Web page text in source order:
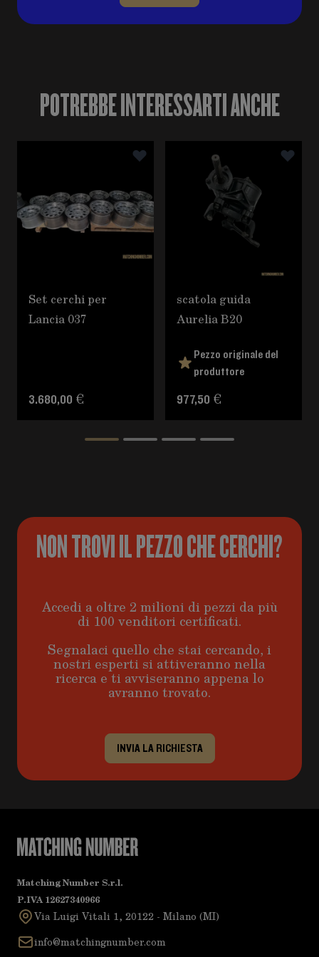
POTREBBE INTERESSARTI ANCHE
È possibile navigare tra gli elementi del carosello
Premere per saltare il carosello
Set cerchi per
Lancia 037
3.680,00 €
scatola guida
Aurelia B20
Pezzo originale del
produttore
977,50 €
NON TROVI IL PEZZO CHE CERCHI?
Accedi a oltre 2 milioni di pezzi da più
di 100 venditori certificati.
Segnalaci quello che stai cercando, i
nostri esperti si attiveranno nella
ricerca e ti avviseranno appena lo
avranno trovato.
INVIA LA RICHIESTA
Matching Number S.r.l.
P.IVA 12627340966
Via Luigi Vitali 1, 20122 - Milano (MI)
info@matchingnumber.com